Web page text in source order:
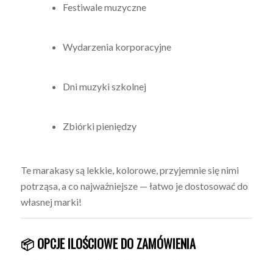
Festiwale muzyczne
Wydarzenia korporacyjne
Dni muzyki szkolnej
Zbiórki pieniędzy
Te marakasy są lekkie, kolorowe, przyjemnie się nimi
potrząsa, a co najważniejsze — łatwo je dostosować do
własnej marki!
📦 OPCJE ILOŚCIOWE DO ZAMÓWIENIA